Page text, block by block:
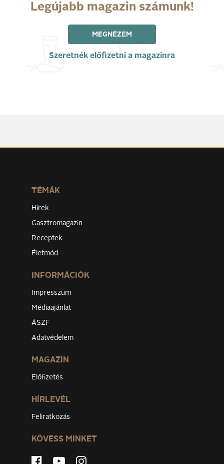
Legújabb magazin számunk!
MEGNÉZEM
Szeretnék előfizetni a magazinra
TÉMÁK
Hírek
Gasztromagazin
Receptek
Életmód
INFORMÁCIÓK
Impresszum
Médiaajánlat
ÁSZF
Adatvédelem
MAGAZIN
Előfizetés
HÍRLEVÉL
Feliratkozás
KÖVESS MINKET